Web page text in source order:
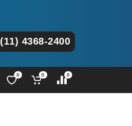
(11) 4368-2400
0 0 0